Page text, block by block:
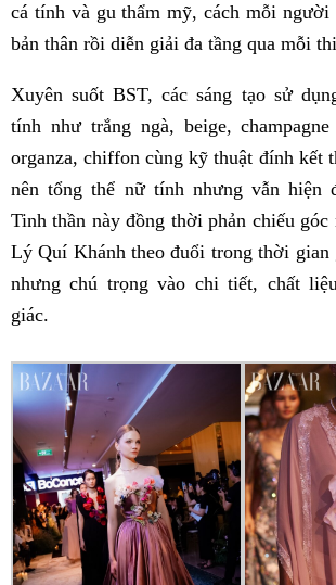
cá tính và gu thẩm mỹ, cách mỗi người
bản thân rồi diễn giải đa tầng qua mỗi
Xuyên suốt BST, các sáng tạo sử
tính như trắng ngà, beige,
organza, chiffon cùng kỹ thuật đính kết
nên tổng thể nữ tính nhưng vẫn hiện
Tinh thần này đồng thời phản chiếu
Lý Quí Khánh theo đuổi trong thời gian
nhưng chú trọng vào chi tiết, chất
giác.